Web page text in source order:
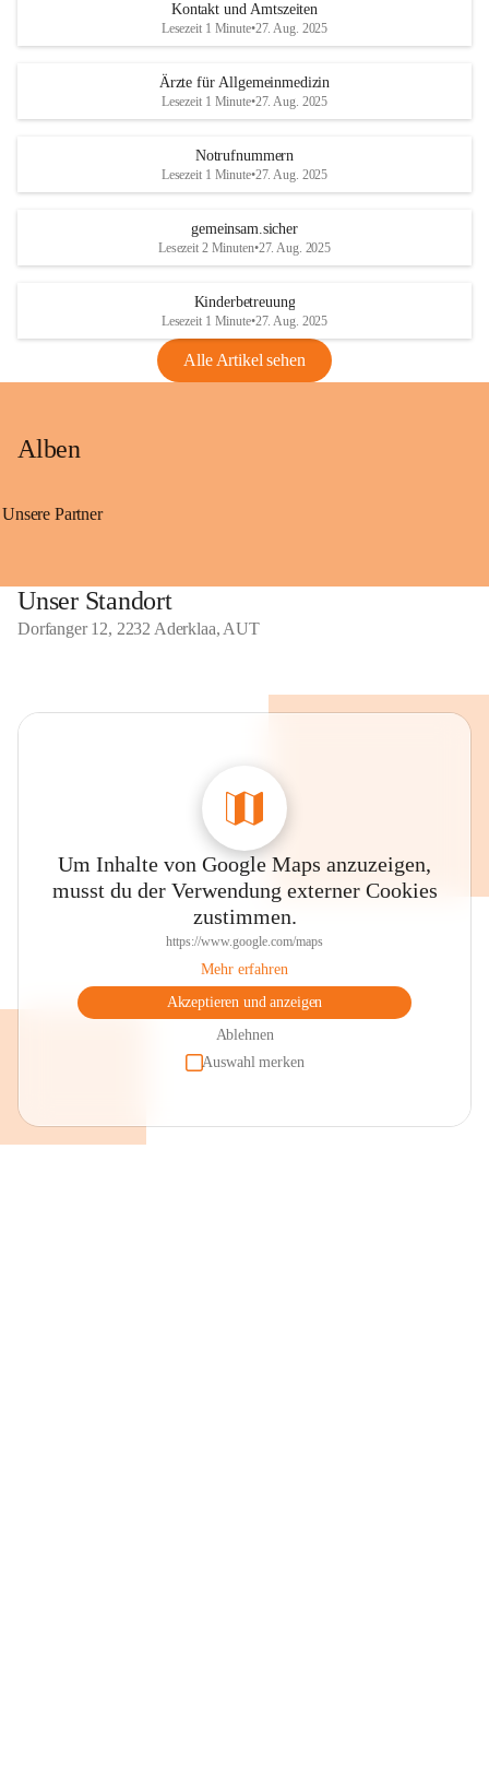
Kontakt und Amtszeiten
Lesezeit 1 Minute•27. Aug. 2025
Ärzte für Allgemeinmedizin
Lesezeit 1 Minute•27. Aug. 2025
Notrufnummern
Lesezeit 1 Minute•27. Aug. 2025
gemeinsam.sicher
Lesezeit 2 Minuten•27. Aug. 2025
Kinderbetreuung
Lesezeit 1 Minute•27. Aug. 2025
Alle Artikel sehen
Alben
Unsere Partner
Unser Standort
Dorfanger 12, 2232 Aderklaa, AUT
Um Inhalte von Google Maps anzuzeigen,
musst du der Verwendung externer Cookies
zustimmen.
https://www.google.com/maps
Mehr erfahren
Akzeptieren und anzeigen
Ablehnen
Auswahl merken